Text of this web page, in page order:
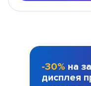
-30% на
дисплея